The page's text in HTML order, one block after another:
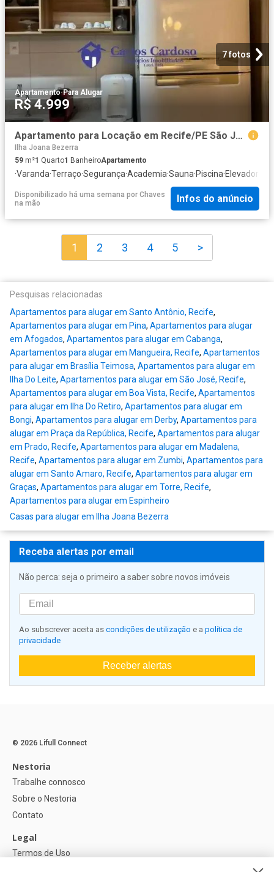
7 fotos
Apartamento·Para Alugar
R$ 4.999
Apartamento para Locação em Recife/PE São José 1 Quartos
Ilha Joana Bezerra
59 m²1 Quarto1 BanheiroApartamento
·Varanda·Terraço·Segurança·Academia·Sauna·Piscina·Elevador
Disponibilizado há uma semana por Chaves
na mão
Infos do anúncio
1 2 3 4 5 >
Pesquisas relacionadas
Apartamentos para alugar em Santo Antônio, Recife,
Apartamentos para alugar em Pina, Apartamentos para alugar
em Afogados, Apartamentos para alugar em Cabanga,
Apartamentos para alugar em Mangueira, Recife, Apartamentos
para alugar em Brasília Teimosa, Apartamentos para alugar em
Ilha Do Leite, Apartamentos para alugar em São José, Recife,
Apartamentos para alugar em Boa Vista, Recife, Apartamentos
para alugar em Ilha Do Retiro, Apartamentos para alugar em
Bongi, Apartamentos para alugar em Derby, Apartamentos para
alugar em Praça da República, Recife, Apartamentos para alugar
em Prado, Recife, Apartamentos para alugar em Madalena,
Recife, Apartamentos para alugar em Zumbi, Apartamentos para
alugar em Santo Amaro, Recife, Apartamentos para alugar em
Graças, Apartamentos para alugar em Torre, Recife,
Apartamentos para alugar em Espinheiro
Casas para alugar em Ilha Joana Bezerra
Receba alertas por email
Não perca: seja o primeiro a saber sobre novos imóveis
Ao subscrever aceita as condições de utilização e a política de
privacidade
Receber alertas
© 2026 Lifull Connect
Nestoria
Trabalhe connosco
Sobre o Nestoria
Contato
Legal
Termos de Uso